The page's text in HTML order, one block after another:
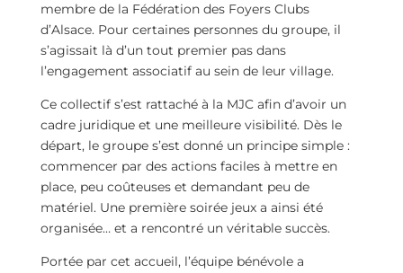
membre de la Fédération des Foyers Clubs
d’Alsace. Pour certaines personnes du groupe, il
s’agissait là d’un tout premier pas dans
l’engagement associatif au sein de leur village.
Ce collectif s’est rattaché à la MJC afin d’avoir un
cadre juridique et une meilleure visibilité. Dès le
départ, le groupe s’est donné un principe simple :
commencer par des actions faciles à mettre en
place, peu coûteuses et demandant peu de
matériel. Une première soirée jeux a ainsi été
organisée… et a rencontré un véritable succès.
Portée par cet accueil, l’équipe bénévole a